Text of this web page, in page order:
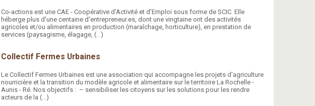
Co-actions est une CAE - Coopérative d'Activité et d'Emploi sous forme de SCIC. Elle
héberge plus d'une centaine d'entrepreneur.es, dont une vingtaine ont des activités
agricoles et/ou alimentaires en production (maraîchage, horticulture), en prestation de
services (paysagisme, élagage, (…)
Collectif Fermes Urbaines
Le Collectif Fermes Urbaines est une association qui accompagne les projets d'agriculture
nourricière et la transition du modèle agricole et alimentaire sur le territoire La Rochelle -
Aunis - Ré. Nos objectifs : – sensibiliser les citoyens sur les solutions pour les rendre
acteurs de la (…)